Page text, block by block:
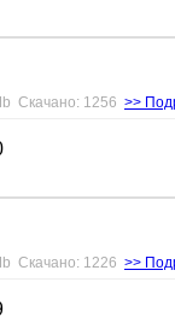
Скачано: 1256 >>
Скачано: 1226 >>